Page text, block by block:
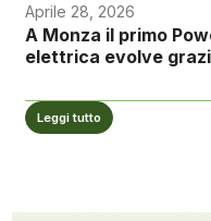
Aprile 28, 2026
A Monza il primo
elettrica evolve
Leggi tutto